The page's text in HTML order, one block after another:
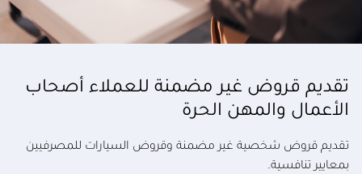
تقديم قروض غير مضمنة للعملاء أصحاب
الأعمال والمهن الحرة
تقديم قروض شخصية غير مضمنة وقروض السيارات للمصرفيين
بمعايير تنافسية.